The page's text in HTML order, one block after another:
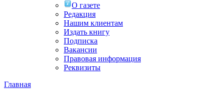
О газете
Редакция
Нашим клиентам
Издать книгу
Подписка
Вакансии
Правовая информация
Реквизиты
Главная